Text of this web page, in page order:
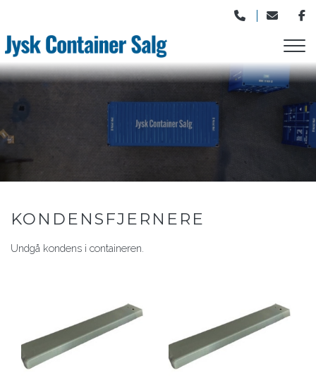
hovedindhold
KONDENSFJERNERE
Undgå kondens i containeren.